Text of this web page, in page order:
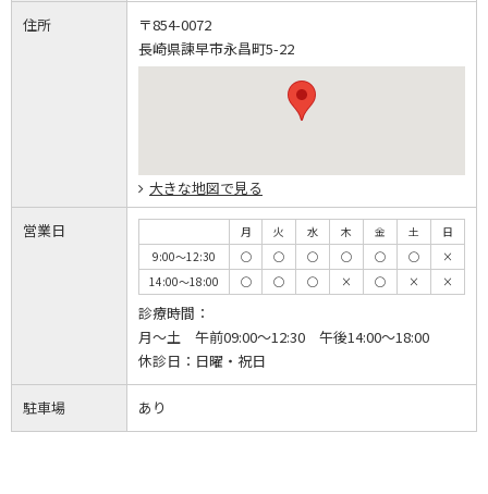
住所
〒854-0072
長崎県諫早市永昌町5-22
大きな地図で見る
営業日 月 火 水 木 金 土
日
9:00～12:30
◯ ◯ ◯ ◯ ◯ ◯
×
14:00～18:00
◯ ◯ ◯ × ◯ × ×
診療時間：
月～土 午前09:00～12:30 午後14:00～18:00
休診日： 日曜・祝日
駐車場 あり